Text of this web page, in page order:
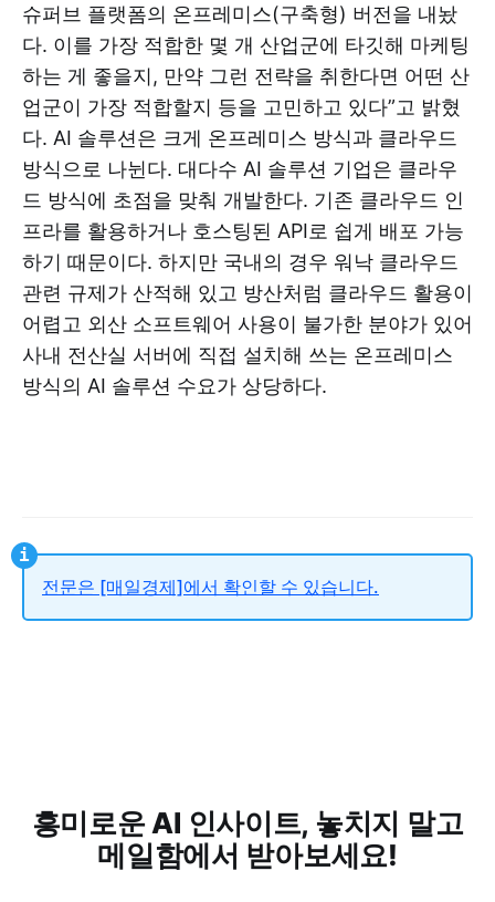
슈퍼브 플랫폼의 온프레미스(구축형) 버전을 내놨
다. 이를 가장 적합한 몇 개 산업군에 타깃해 마케팅
하는 게 좋을지, 만약 그런 전략을 취한다면 어떤 산
업군이 가장 적합할지 등을 고민하고 있다”고 밝혔
다. AI 솔루션은 크게 온프레미스 방식과 클라우드
방식으로 나뉜다. 대다수 AI 솔루션 기업은 클라우
드 방식에 초점을 맞춰 개발한다. 기존 클라우드 인
프라를 활용하거나 호스팅된 API로 쉽게 배포 가능
하기 때문이다. 하지만 국내의 경우 워낙 클라우드
관련 규제가 산적해 있고 방산처럼 클라우드 활용이
어렵고 외산 소프트웨어 사용이 불가한 분야가 있어
사내 전산실 서버에 직접 설치해 쓰는 온프레미스
방식의 AI 솔루션 수요가 상당하다.
전문은 [매일경제]에서 확인할 수 있습니다.
흥미로운 AI 인사이트, 놓치지 말고
메일함에서 받아보세요!